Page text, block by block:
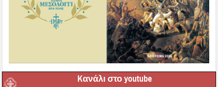
Kανάλι στο youtube